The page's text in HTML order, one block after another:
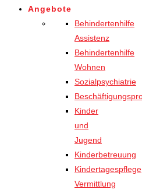
Angebote
Behindertenhilfe
Assistenz
Behindertenhilfe
Wohnen
Sozialpsychiatrie
Kinder
und
Jugend
Kinderbetreuung
Kindertagespflege
Vermittlung